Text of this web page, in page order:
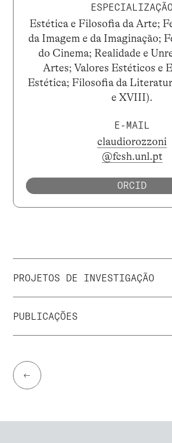
ESPECIALIZAÇÃO
Estética e Filosofia da Arte;
da Imagem e da Imaginação;
do Cinema; Realidade e
Artes; Valores Estéticos e
Estética; Filosofia da
e XVIII).
E-MAIL
claudiorozzoni
@fcsh.unl.pt
ORCID
PROJETOS DE INVESTIGAÇÃO
PUBLICAÇÕES
←